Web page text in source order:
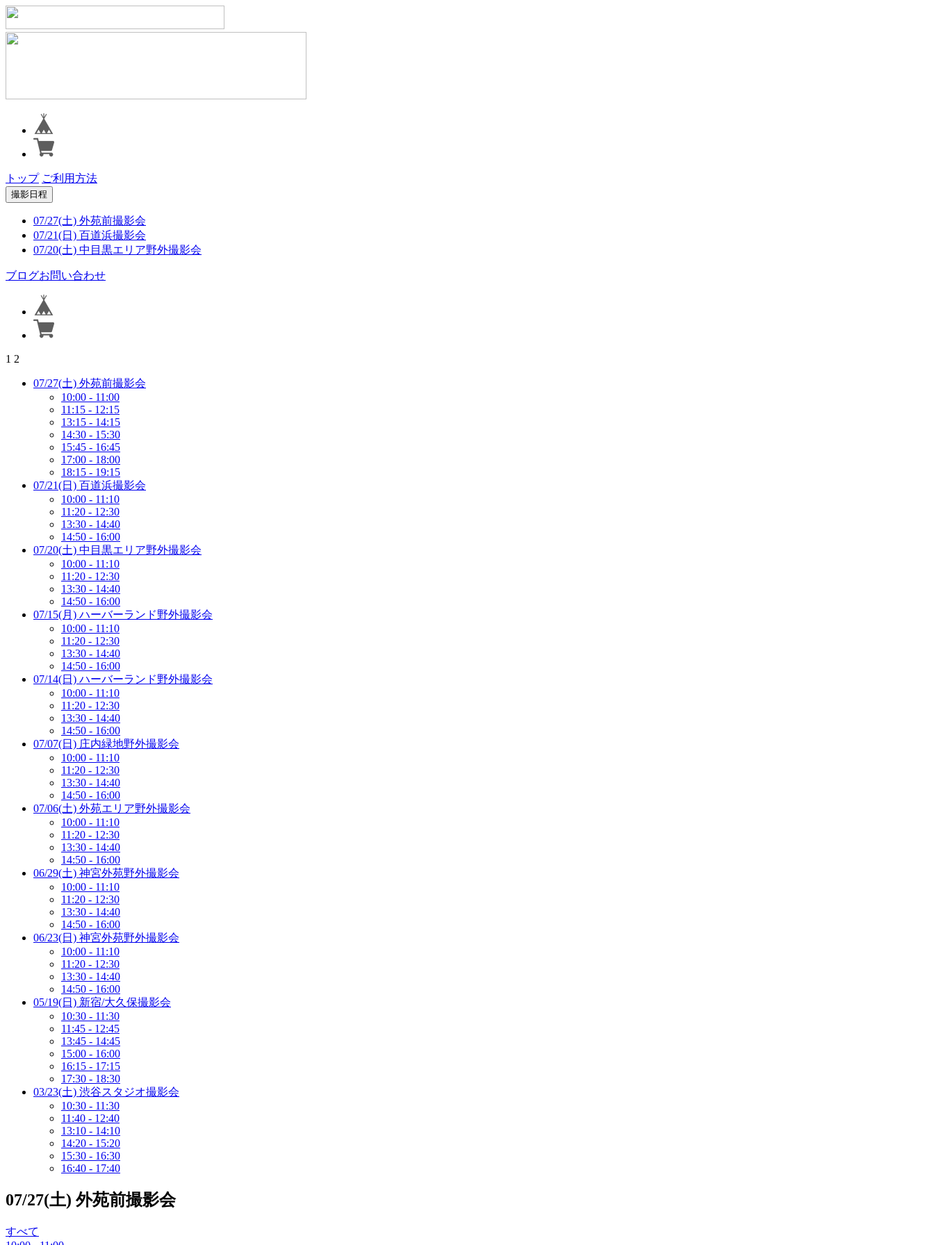
トップ ご利用方法
撮影日程
07/27(土) 外苑前撮影会
07/21(日) 百道浜撮影会
07/20(土) 中目黒エリア野外撮影会
ブログお問い合わせ
1 2
07/27(土) 外苑前撮影会
10:00 - 11:00
11:15 - 12:15
13:15 - 14:15
14:30 - 15:30
15:45 - 16:45
17:00 - 18:00
18:15 - 19:15
07/21(日) 百道浜撮影会
10:00 - 11:10
11:20 - 12:30
13:30 - 14:40
14:50 - 16:00
07/20(土) 中目黒エリア野外撮影会
10:00 - 11:10
11:20 - 12:30
13:30 - 14:40
14:50 - 16:00
07/15(月) ハーバーランド野外撮影会
10:00 - 11:10
11:20 - 12:30
13:30 - 14:40
14:50 - 16:00
07/14(日) ハーバーランド野外撮影会
10:00 - 11:10
11:20 - 12:30
13:30 - 14:40
14:50 - 16:00
07/07(日) 庄内緑地野外撮影会
10:00 - 11:10
11:20 - 12:30
13:30 - 14:40
14:50 - 16:00
07/06(土) 外苑エリア野外撮影会
10:00 - 11:10
11:20 - 12:30
13:30 - 14:40
14:50 - 16:00
06/29(土) 神宮外苑野外撮影会
10:00 - 11:10
11:20 - 12:30
13:30 - 14:40
14:50 - 16:00
06/23(日) 神宮外苑野外撮影会
10:00 - 11:10
11:20 - 12:30
13:30 - 14:40
14:50 - 16:00
05/19(日) 新宿/大久保撮影会
10:30 - 11:30
11:45 - 12:45
13:45 - 14:45
15:00 - 16:00
16:15 - 17:15
17:30 - 18:30
03/23(土) 渋谷スタジオ撮影会
10:30 - 11:30
11:40 - 12:40
13:10 - 14:10
14:20 - 15:20
15:30 - 16:30
16:40 - 17:40
07/27(土) 外苑前撮影会
すべて